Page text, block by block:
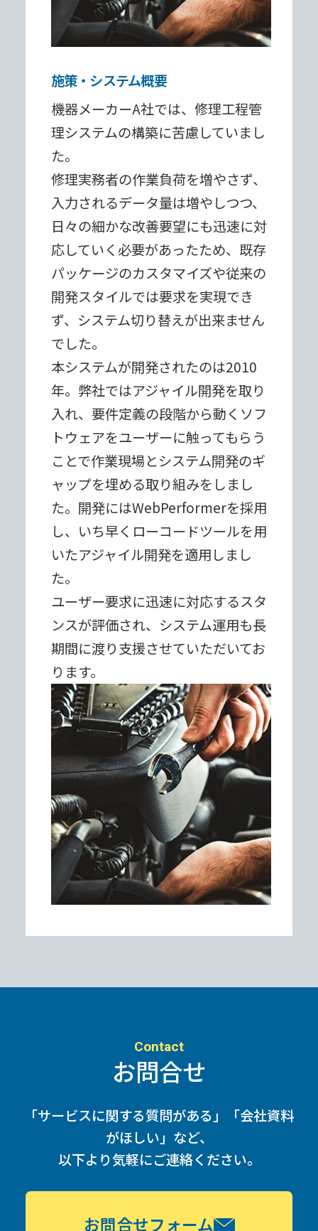
施策・システム概要
機器メーカーA社では、修理⼯程管
理システムの構築に苦慮していまし
た。
修理実務者の作業負荷を増やさず、
⼊⼒されるデータ量は増やしつつ、
⽇々の細かな改善要望にも迅速に対
応していく必要があったため、既存
パッケージのカスタマイズや従来の
開発スタイルでは要求を実現でき
ず、システム切り替えが出来ません
でした。
本システムが開発されたのは2010
年。弊社ではアジャイル開発を取り
⼊れ、要件定義の段階から動くソフ
トウェアをユーザーに触ってもらう
ことで作業現場とシステム開発のギ
ャップを埋める取り組みをしまし
た。開発にはWebPerformerを採⽤
し、いち早くローコードツールを⽤
いたアジャイル開発を適⽤しまし
た。
ユーザー要求に迅速に対応するスタ
ンスが評価され、システム運⽤も⻑
期間に渡り⽀援させていただいてお
ります。
Contact
お問合せ
「サービスに関する質問がある」「会社資料
がほしい」など、
以下より気軽にご連絡ください。
お問合せフォーム